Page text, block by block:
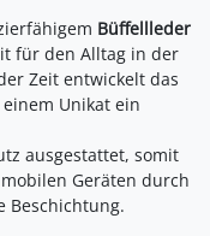
Büffellleder
für den Alltag in der
Zeit entwickelt das
Unikat ein
ausgestattet, somit
Geräten durch
Beschichtung.